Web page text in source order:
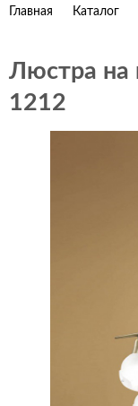
Главная Каталог
Люстра на
1212